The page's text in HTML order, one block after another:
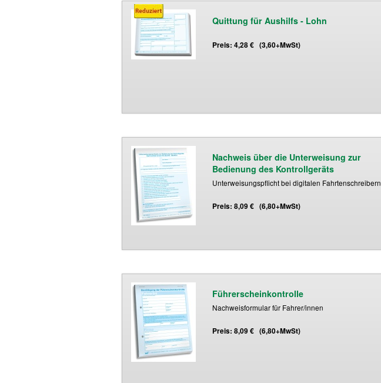
Quittung für Aushilfs - Lohn
Preis: 4,28 € (3,60+MwSt)
Nachweis über die Unterweisung zur
Bedienung des Kontrollgeräts
Unterweisungspflicht bei digitalen Fahrtenschreibern
Preis: 8,09 € (6,80+MwSt)
Führerscheinkontrolle
Nachweisformular für Fahrer/innen
Preis: 8,09 € (6,80+MwSt)